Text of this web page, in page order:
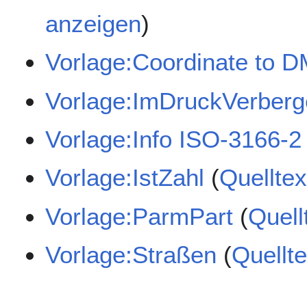
anzeigen)
Vorlage:Coordinate to
Vorlage:Info ISO-3166-2
Vorlage:IstZahl (
Vorlage:ParmPart (
Vorlage:Straßen (